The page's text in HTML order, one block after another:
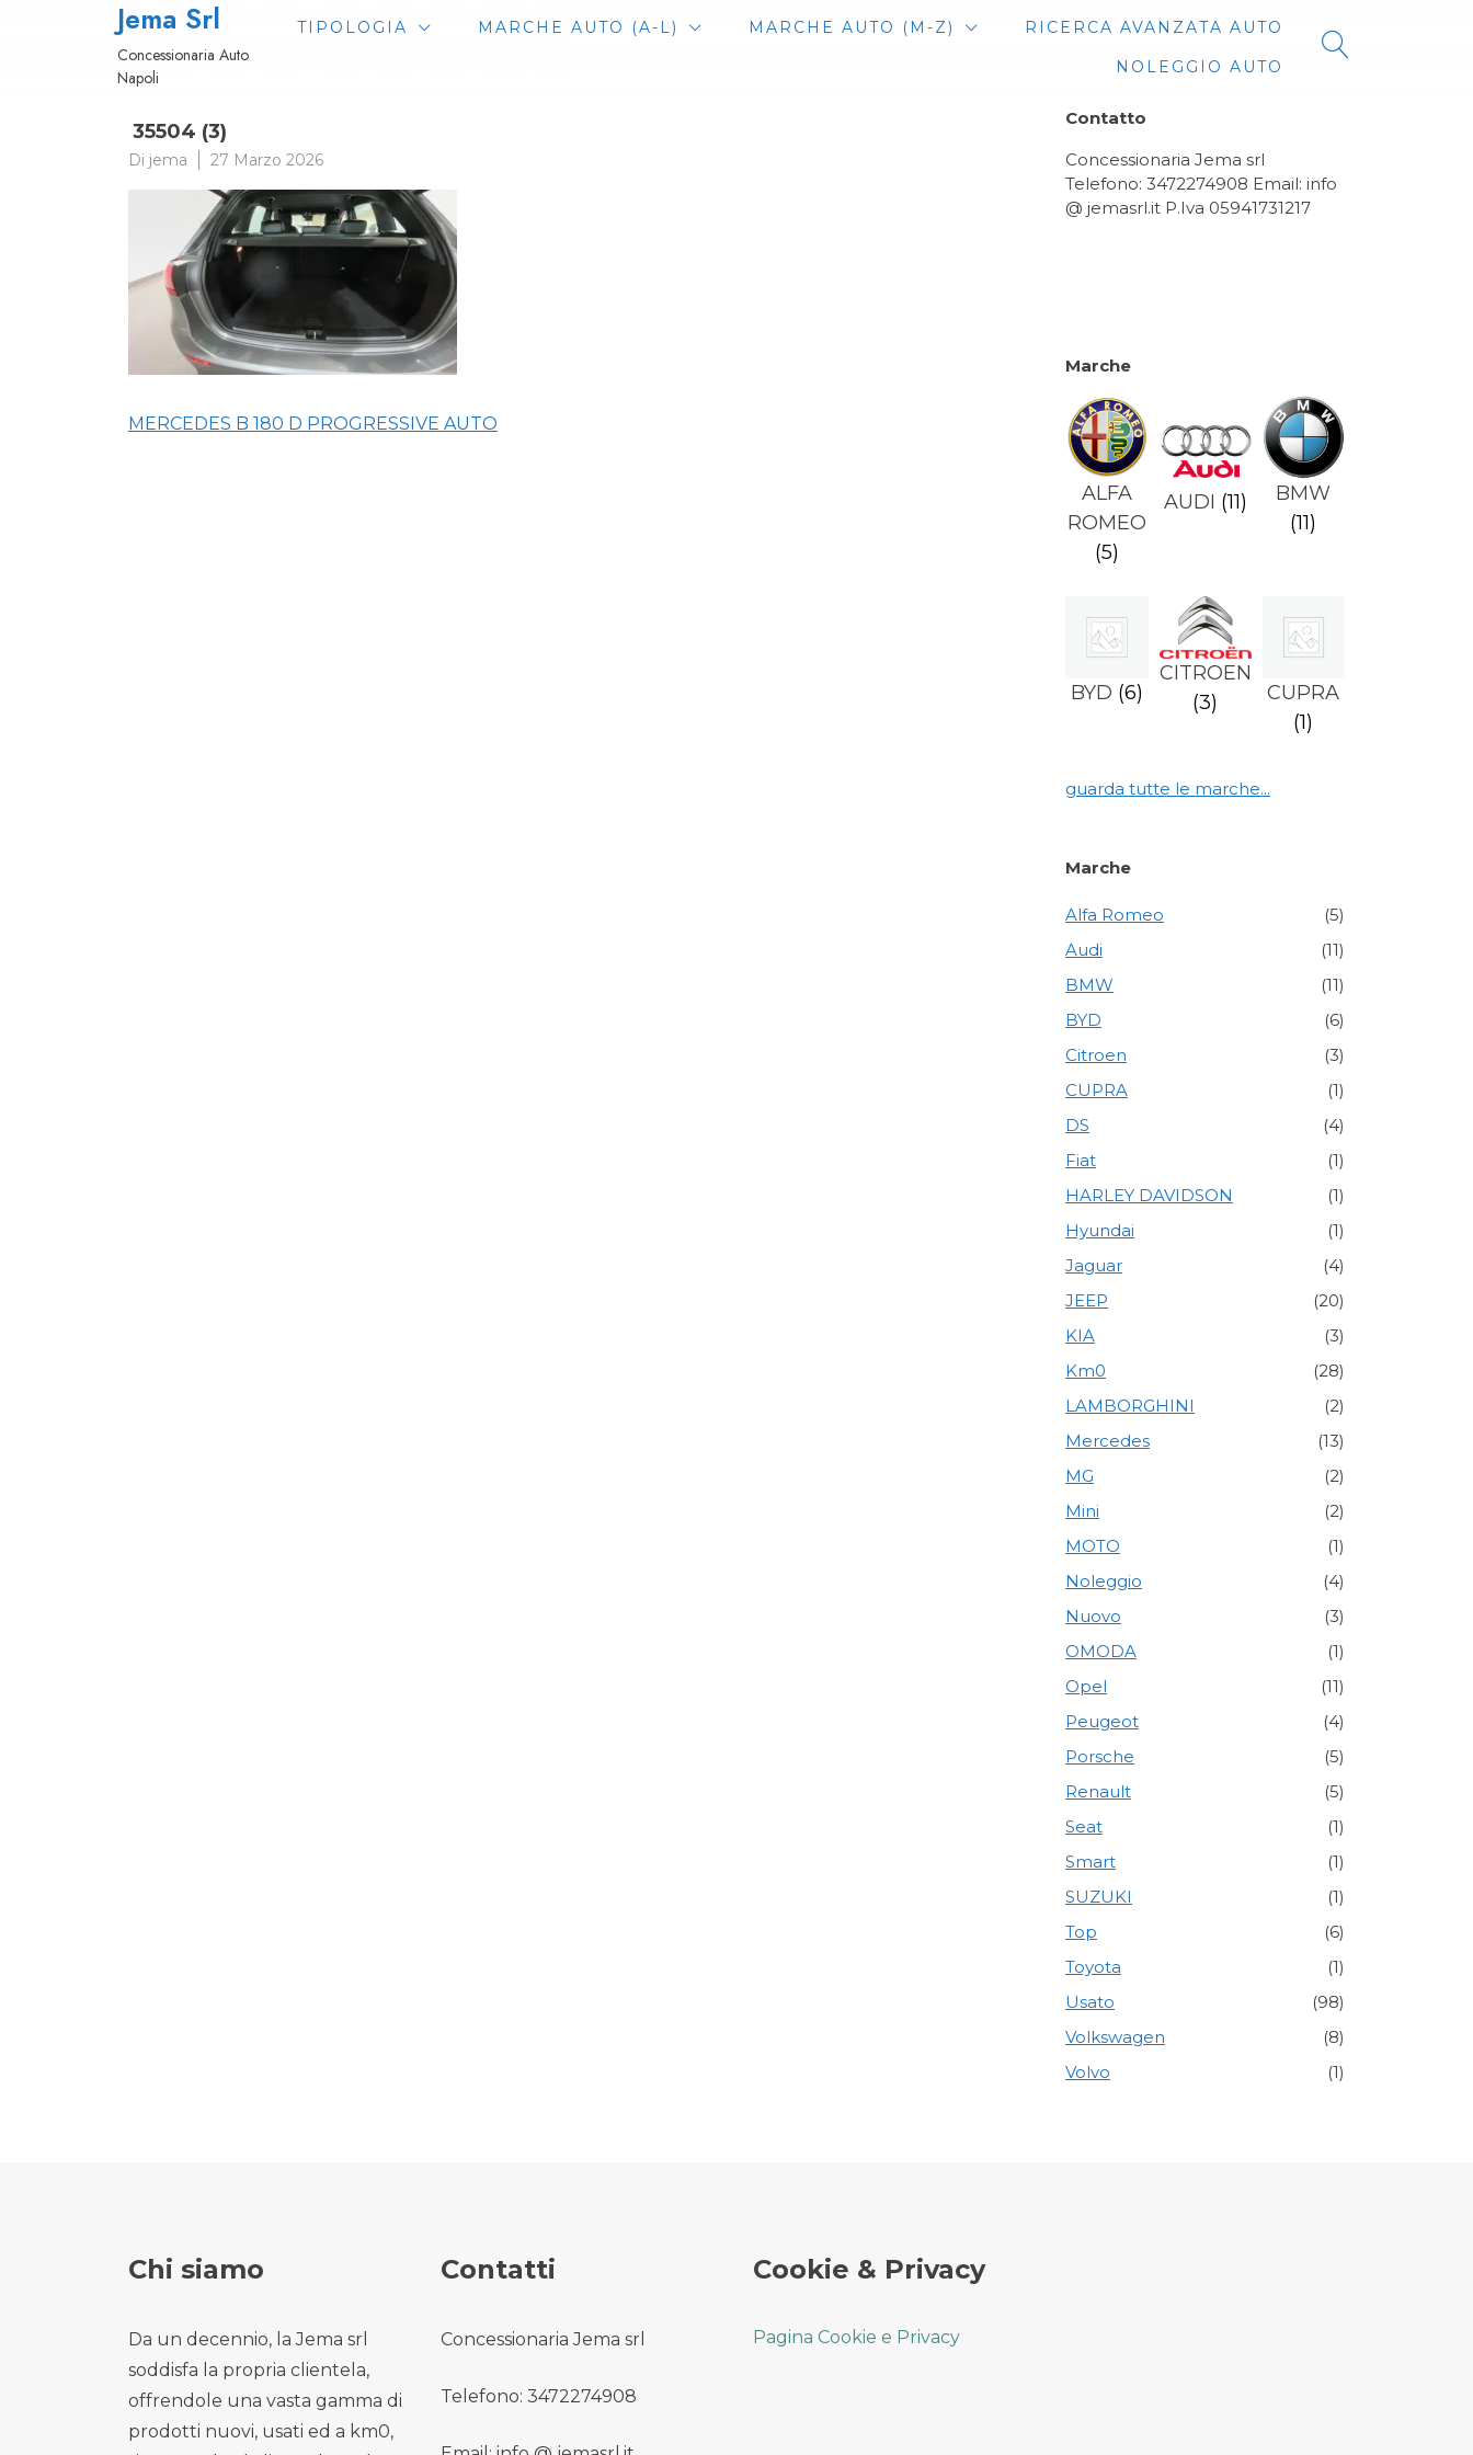
Jema Srl
Concessionaria Auto
Napoli
TIPOLOGIA MARCHE AUTO (A-L) MARCHE AUTO (M-Z)
RICERCA AVANZATA AUTO
NOLEGGIO AUTO
35504 (3)
Di jema 27 Marzo 2026
Navigazione
MERCEDES B 180 D PROGRESSIVE AUTO
Contatto
Concessionaria Jema srl
Telefono: 3472274908 Email: info
@ jemasrl.it P.Iva 05941731217
Marche
ALFA
ROMEO
(5)
AUDI (11)
BMW
(11)
BYD (6)
CITROEN
(3)
CUPRA
(1)
guarda tutte le marche...
Marche
Alfa Romeo
(5)
Audi
(11)
BMW
(11)
BYD
(6)
Citroen
(3)
CUPRA
(1)
DS
(4)
Fiat
(1)
HARLEY DAVIDSON
(1)
Hyundai
(1)
Jaguar
(4)
JEEP
(20)
KIA
(3)
Km0
(28)
LAMBORGHINI
(2)
Mercedes
(13)
MG
(2)
Mini
(2)
MOTO
(1)
Noleggio
(4)
Nuovo
(3)
OMODA
(1)
Opel
(11)
Peugeot
(4)
Porsche
(5)
Renault
(5)
Seat
(1)
Smart
(1)
SUZUKI
(1)
Top
(6)
Toyota
(1)
Usato
(98)
Volkswagen
(8)
Volvo
(1)
Chi siamo
Da un decennio, la Jema srl
soddisfa la propria clientela,
offrendole una vasta gamma di
prodotti nuovi, usati ed a km0,
Contatti
Concessionaria Jema srl
Telefono: 3472274908
Cookie & Privacy
Pagina Cookie e Privacy